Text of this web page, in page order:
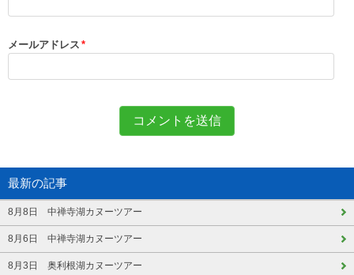
メールアドレス *
最新の記事
8月8日 中禅寺湖カヌーツアー
8月6日 中禅寺湖カヌーツアー
8月3日 奥利根湖カヌーツアー